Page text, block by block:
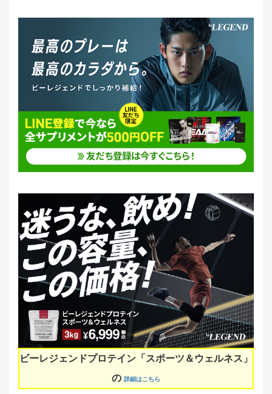
ビーレジェンドプロテイン「スポーツ＆ウェルネス」
の 詳細はこちら